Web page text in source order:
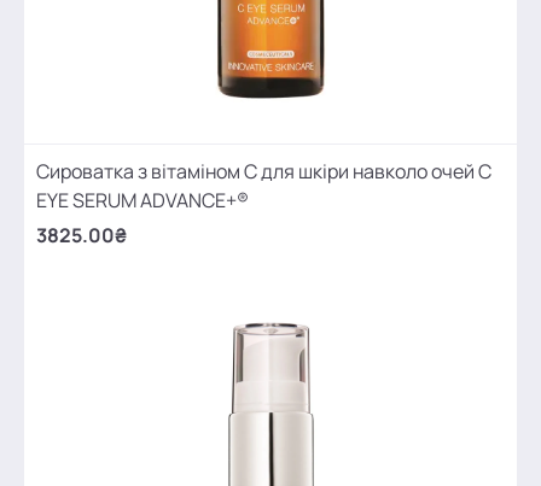
Сироватка з вітаміном С для шкіри навколо очей C
EYE SERUM ADVANCE+®
3825.00₴